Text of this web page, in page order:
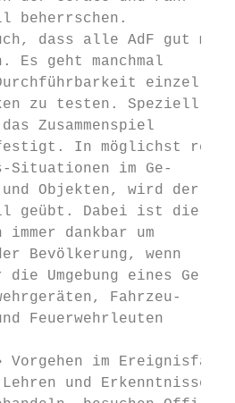
beherrschen.
dass alle AdF gut
Es geht manchmal
einzel-
zu testen. Speziell bei
das Zusammenspiel
In möglichst real
Situationen im Ge-
und Objekten, wird der
geübt. Dabei ist die
immer dankbar um
Bevölkerung, wenn
die Umgebung eines
Fahrzeu-
und Feuerwehrleuten
Vorgehen im
Lehren und